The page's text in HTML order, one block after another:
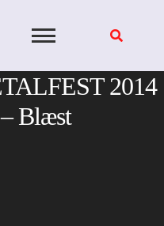
2014
Blæst